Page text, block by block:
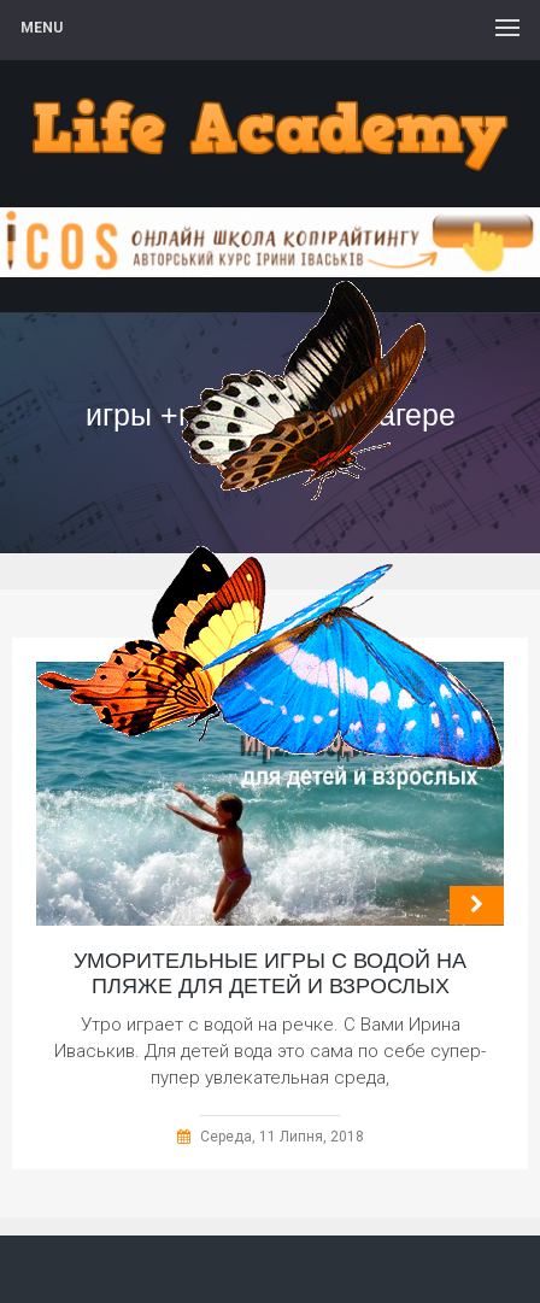
MENU
игры +на пляже +в лагере
УМОРИТЕЛЬНЫЕ ИГРЫ С ВОДОЙ НА
ПЛЯЖЕ ДЛЯ ДЕТЕЙ И ВЗРОСЛЫХ
Утро играет с водой на речке. С Вами Ирина
Иваськив. Для детей вода это сама по себе супер-
пупер увлекательная среда,
Середа, 11 Липня, 2018